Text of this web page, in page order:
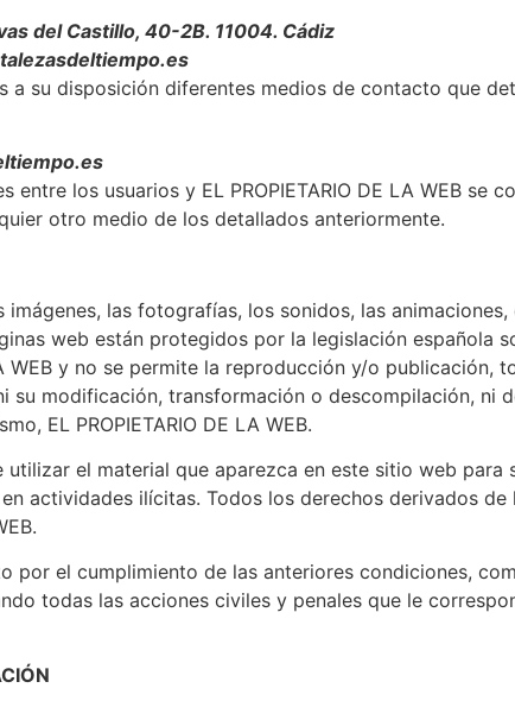
del Castillo, 40-2B. 11004. Cádiz
a su disposición diferentes medios de contacto que
los usuarios y EL PROPIETARIO DE LA WEB se
otro medio de los detallados anteriormente.
las fotografías, los sonidos, las
web están protegidos por la legislación española
WEB y no se permite la reproducción y/o
su modificación, transformación o descompilación, ni
EL PROPIETARIO DE LA WEB.
utilizar el material que aparezca en este sitio web
actividades ilícitas. Todos los derechos derivados
por el cumplimiento de las anteriores condiciones,
todas las acciones civiles y penales que le